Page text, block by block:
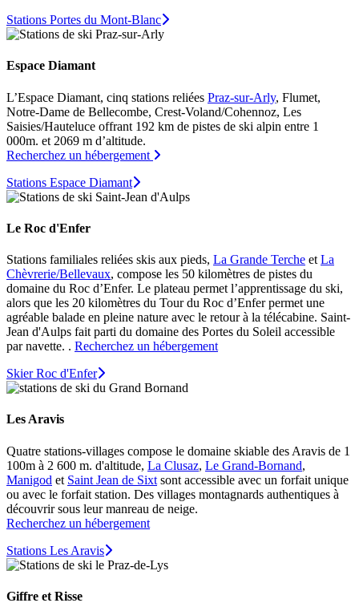
Stations Portes du Mont-Blanc
Espace Diamant
L’Espace Diamant, cinq stations reliées Praz-sur-Arly, Flumet,
Notre-Dame de Bellecombe, Crest-Voland/Cohennoz, Les
Saisies/Hauteluce offrant 192 km de pistes de ski alpin entre 1
000m. et 2069 m d’altitude.
Recherchez un hébergement
Stations Espace Diamant
Le Roc d'Enfer
Stations familiales reliées skis aux pieds, La Grande Terche et La
Chèvrerie/Bellevaux, compose les 50 kilomètres de pistes du
domaine du Roc d’Enfer. Le plateau permet l’apprentissage du ski,
alors que les 20 kilomètres du Tour du Roc d’Enfer permet une
agréable balade en pleine nature avec le retour à la télécabine. Saint-
Jean d'Aulps fait parti du domaine des Portes du Soleil accessible
par navette. . Recherchez un hébergement
Skier Roc d'Enfer
Les Aravis
Quatre stations-villages compose le domaine skiable des Aravis de 1
100m à 2 600 m. d'altitude, La Clusaz, Le Grand-Bornand,
Manigod et Saint Jean de Sixt sont accessible avec un forfait unique
ou avec le forfait station. Des villages montagnards authentiques à
découvrir sous leur manreau de neige.
Recherchez un hébergement
Stations Les Aravis
Giffre et Risse